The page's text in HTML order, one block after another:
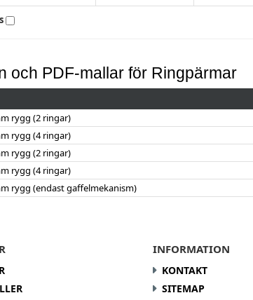
och PDF-mallar för Ringpärmar
rygg (2 ringar)
rygg (4 ringar)
rygg (2 ringar)
rygg (4 ringar)
rygg (endast gaffelmekanism)
INFORMATION
KONTAKT
SITEMAP